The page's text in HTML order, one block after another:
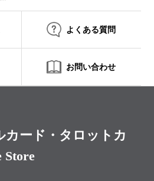
よくある質問
お問い合わせ
カード・タロットカ
Store